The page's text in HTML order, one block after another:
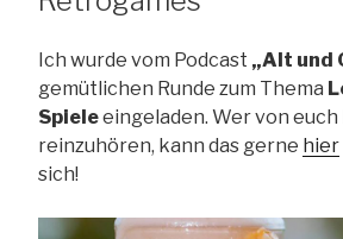
Ich wurde vom Podcast „Alt und
gemütlichen Runde zum Thema
Spieleeingeladen. Wer von euch
reinzuhören, kann das gerne hier
sich!